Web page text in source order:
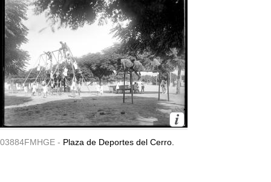
03884FMHGE - Plaza de Deportes del Cerro.